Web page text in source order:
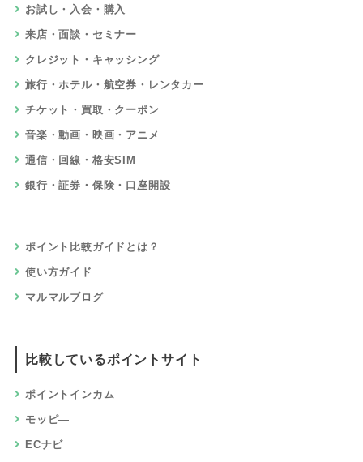
お試し・入会・購入
来店・面談・セミナー
クレジット・キャッシング
旅行・ホテル・航空券・レンタカー
チケット・買取・クーポン
音楽・動画・映画・アニメ
通信・回線・格安SIM
銀行・証券・保険・口座開設
ポイント比較ガイドとは？
使い方ガイド
マルマルブログ
比較しているポイントサイト
ポイントインカム
モッピ―
ECナビ